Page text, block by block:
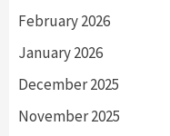
February 2026
January 2026
December 2025
November 2025